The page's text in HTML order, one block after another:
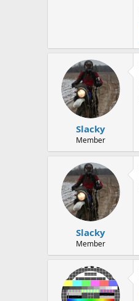
Slacky
Member
Slacky
Member